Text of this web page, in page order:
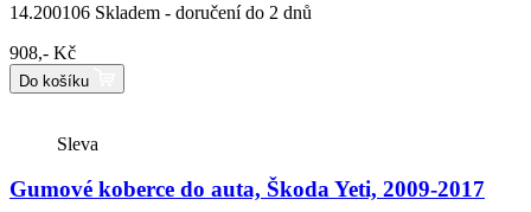
14.200106 Skladem - doručení do 2 dnů
908,- Kč
Do košíku
Sleva
Gumové koberce do auta, Škoda Yeti, 2009-2017